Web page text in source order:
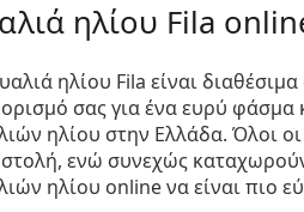
ηλίου Fila
ηλίου Fila είναι
σας για ένα ευρύ
ηλίου στην Ελλάδα. Όλοι οι
ενώ συνεχώς
ηλίου online να είναι πιο